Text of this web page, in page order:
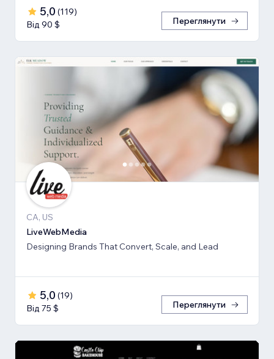
5,0 (119)
Від 90 $
Переглянути
CA, US
LiveWebMedia
Designing Brands That Convert, Scale, and Lead
5,0 (19)
Від 75 $
Переглянути